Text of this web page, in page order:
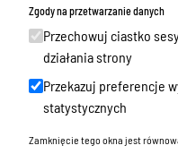
Przetargi
Ogłoszenia
Petycje
Nabór
Dyżury Aptek w Powiecie
Zgody na przetwarzanie danych
Przechowuj ciastko
działania strony
Przekazuj preferencje
statystycznych
Zamknięcie tego okna jest